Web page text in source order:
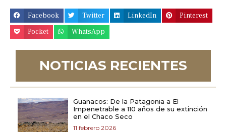
Facebook Twitter LinkedIn
Pinterest
Pocket
WhatsApp
NOTICIAS RECIENTES
Guanacos: De la Patagonia a El
Impenetrable a 110 años de su extinción
en el Chaco Seco
11 febrero 2026